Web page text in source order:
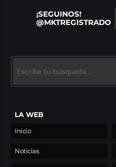
¡SEGUINOS!
@MKTREGISTRADO
LA WEB
Inicio
Noticias